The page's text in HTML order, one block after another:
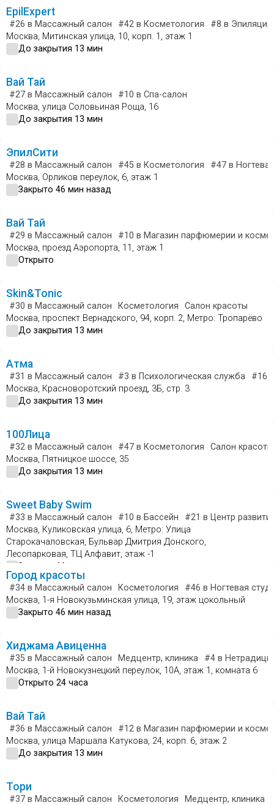
EpilExpert
#26 в Массажный салон #42 в Косметология #8 в Эпиляция
Москва, Митинская улица, 10, корп. 1, этаж 1
До закрытия 13 мин
Вай Тай
#27 в Массажный салон #10 в Спа-салон
Москва, улица Соловьиная Роща, 16
До закрытия 13 мин
ЭпилСити
#28 в Массажный салон #45 в Косметология #47 в
Москва, Орликов переулок, 6, этаж 1
Закрыто 46 мин назад
Вай Тай
#29 в Массажный салон #10 в Магазин парфюмерии и
Москва, проезд Аэропорта, 11, этаж 1
Открыто
Skin&Tonic
#30 в Массажный салон Косметология
Салон красоты
Москва, проспект Вернадского, 94, корп. 2, Метро: Тропарёво
До закрытия 13 мин
Атма
#31 в Массажный салон #3 в Психологическая служба #16
Москва, Красноворотский проезд, 3Б, стр. 3
До закрытия 13 мин
100Лица
#32 в Массажный салон #47 в Косметология
Салон красоты
Москва, Пятницкое шоссе, 35
До закрытия 13 мин
Sweet Baby Swim
#33 в Массажный салон #10 в Бассейн #21 в Центр
Москва, Куликовская улица, 6, Метро: Улица
Старокачаловская, Бульвар Дмитрия Донского,
Лесопарковая, ТЦ Алфавит, этаж -1
Закрыто 46 мин назад
Город красоты
#34 в Массажный салон Косметология #46 в Ногтевая
Москва, 1-я Новокузьминская улица, 19, этаж цокольный
Закрыто 46 мин назад
Хиджама Авиценна
#35 в Массажный салон Медцентр, клиника #4 в
Москва, 1-й Новокузнецкий переулок, 10А, этаж 1, комната 6
Открыто 24 часа
Вай Тай
#36 в Массажный салон #12 в Магазин парфюмерии и
Москва, улица Маршала Катукова, 24, корп. 6, этаж 2
До закрытия 13 мин
Тори
#37 в Массажный салон Косметология
Медцентр, клиника